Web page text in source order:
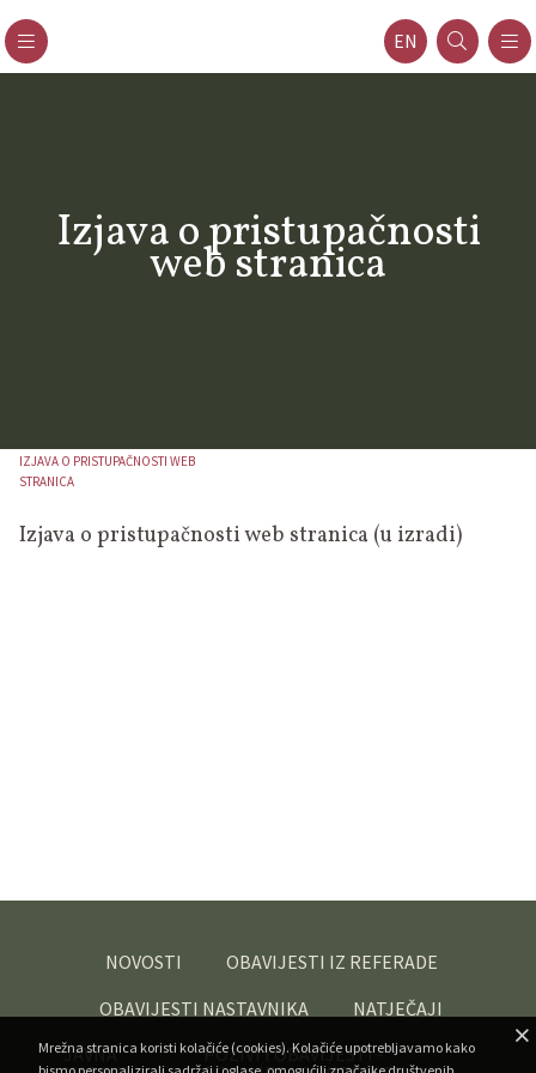
EN
Izjava o pristupačnosti
web stranica
IZJAVA O PRISTUPAČNOSTI WEB
STRANICA
Izjava o pristupačnosti web stranica (u izradi)
NOVOSTI
OBAVIJESTI IZ REFERADE
OBAVIJESTI NASTAVNIKA
NATJEČAJI
JAVNA
POZIVI I OBAVIJESTI -
Mrežna stranica koristi kolačiće (cookies). Kolačiće upotrebljavamo kako